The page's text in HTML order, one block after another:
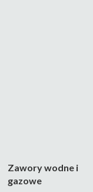
Zawory wodne i
gazowe